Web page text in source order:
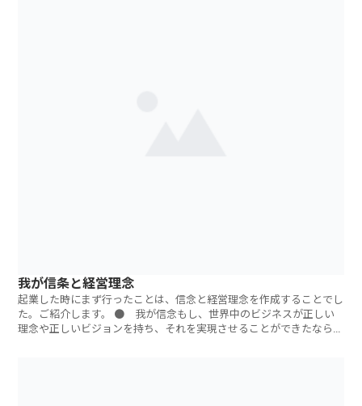
我が信条と経営理念
起業した時にまず行ったことは、信念と経営理念を作成することでし
た。ご紹介します。 ● 我が信念もし、世界中のビジネスが正しい
理念や正しいビジョンを持ち、それを実現させることができたなら